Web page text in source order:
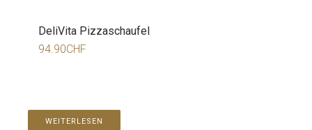
DeliVita Pizzaschaufel
94.90CHF
WEITERLESEN